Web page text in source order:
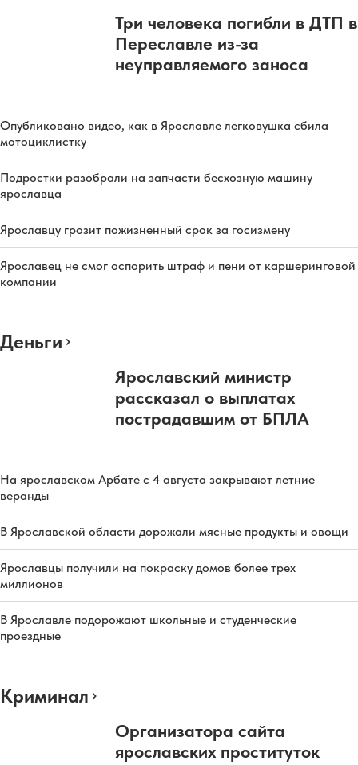
Три человека погибли в ДТП в
Переславле из-за
неуправляемого заноса
Опубликовано видео, как в Ярославле легковушка сбила
мотоциклистку
Подростки разобрали на запчасти бесхозную машину
ярославца
Ярославцу грозит пожизненный срок за госизмену
Ярославец не смог оспорить штраф и пени от каршеринговой
компании
Деньги
Ярославский министр
рассказал о выплатах
пострадавшим от БПЛА
На ярославском Арбате с 4 августа закрывают летние
веранды
В Ярославской области дорожали мясные продукты и овощи
Ярославцы получили на покраску домов более трех
миллионов
В Ярославле подорожают школьные и студенческие
проездные
Криминал
Организатора сайта
ярославских проституток